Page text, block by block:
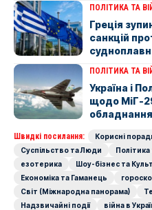
ПОЛІТИКА ТА
Греція
санкцій
ПОЛІТИКА ТА
Україна і
щодо МіГ-
обладнання
Швидкі посилання:
Корисні
Суспільство та Люди
Політика
езотерика
Шоу-бізнес та
Економіка та Гаманець
Світ (Міжнародна панорама)
Надзвичайні події
війна в